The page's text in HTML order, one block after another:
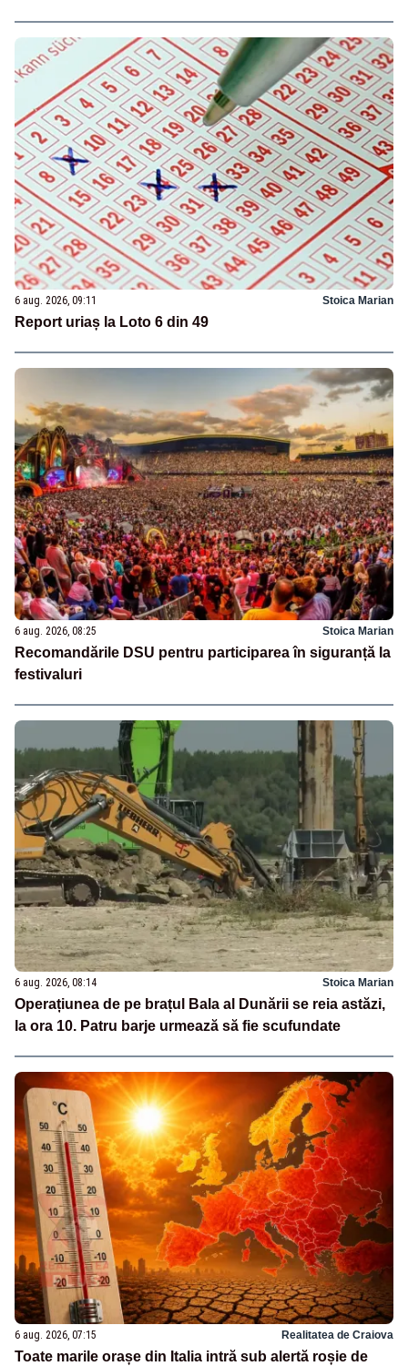
6 aug. 2026, 09:11 Stoica Marian
Report uriaș la Loto 6 din 49
6 aug. 2026, 08:25 Stoica Marian
Recomandările DSU pentru participarea în siguranță la
festivaluri
6 aug. 2026, 08:14 Stoica Marian
Operațiunea de pe brațul Bala al Dunării se reia astăzi,
la ora 10. Patru barje urmează să fie scufundate
6 aug. 2026, 07:15 Realitatea de Craiova
Toate marile orașe din Italia intră sub alertă roșie de